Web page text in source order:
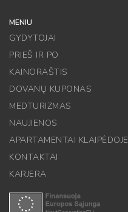
MENIU
GYDYTOJAI
PRIEŠ IR PO
KAINORAŠTIS
DOVANŲ KUPONAS
MEDTURIZMAS
NAUJIENOS
APARTAMENTAI KLAIPĖDOJE
KONTAKTAI
KARJERA